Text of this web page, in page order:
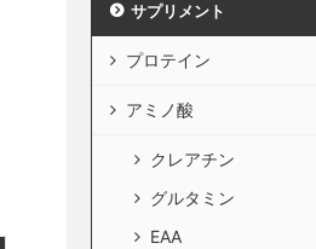
サプリメント
プロテイン
アミノ酸
クレアチン
グルタミン
EAA